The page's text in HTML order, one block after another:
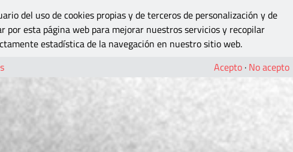
del uso de cookies propias y de terceros de personalización y de
por esta página web para mejorar nuestros servicios y recopilar
estadística de la navegación en nuestro sitio web.
Acepto · No acepto